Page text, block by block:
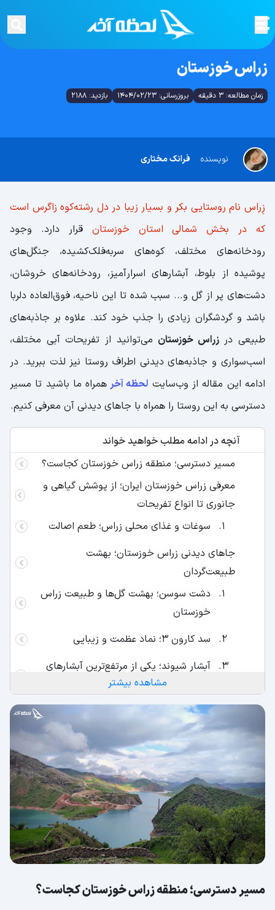
زراس خوزستان
زمان مطالعه: 3 دقیقه بروزرسانی: 1404/02/23 بازدید: 2188
فرانک مختاری نویسنده
زِراس نام روستایی بکر و بسیار زیبا در دل رشته‌کوه زاگرس است
که در بخش شمالی استان خوزستان قرار دارد. وجود
رودخانه‌های مختلف، کوه‌های سربه‌فلک‌کشیده، جنگل‌های
پوشیده از بلوط، آبشارهای اسرارآمیز، رودخانه‌های خروشان،
دشت‌های پر از گل و... سبب شده تا این ناحیه، فوق‌العاده دلربا
باشد و گردشگران زیادی را جذب خود کند. علاوه بر جاذبه‌های
طبیعی درزراس خوزستان می‌توانید از تفریحات آبی مختلف،
اسب‌سواری و جاذبه‌های دیدنی اطراف روستا نیز لذت ببرید. در
ادامه این مقاله از وب‌سایت لحظه آخر همراه ما باشید تا مسیر
دسترسی به این روستا را همراه با جاهای دیدنی آن معرفی کنیم.
آنچه در ادامه مطلب خواهید خواند
مسیر دسترسی؛ منطقه زراس خوزستان کجاست؟
معرفی زراس خوزستان ایران؛ از پوشش گیاهی و
جانوری تا انواع تفریحات
سوغات و غذای محلی زراس؛ طعم اصالت
جاهای دیدنی زراس خوزستان؛ بهشت
طبیعت‌گردان
دشت سوسن؛ بهشت گل‌ها و طبیعت زراس
خوزستان
سد کارون 3؛ نماد عظمت و زیبایی
آبشار شیوند؛ یکی از مرتفع‌ترین آبشارهای
دره رودکلو؛ گنجینه‌ای از زیبایی‌های طبیعی و
آرامش
پل کابلی سه بلوطک؛ شاهکار مهندسی
کوه منگشت؛ زیستگاه گونه‌های نادر در
زاگرس
پارک جنگلی بلوط بلند؛ پوشش گیاهی غنی
تنگه قاسمی؛ دره‌ای شگفت‌انگیز و پرهیجان
تاریخچه منطقه زراس خوزستان؛ یادگاری از دوران
عیلامیان
مشاهده بیشتر
مسیر دسترسی؛ منطقه زراس خوزستان کجاست؟